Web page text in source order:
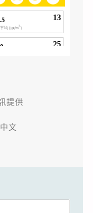
提供
文